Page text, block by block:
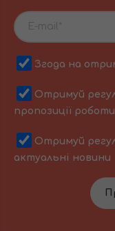
Згода на
Отримуй
пропозиції роботи
Отримуй
актуальні новини